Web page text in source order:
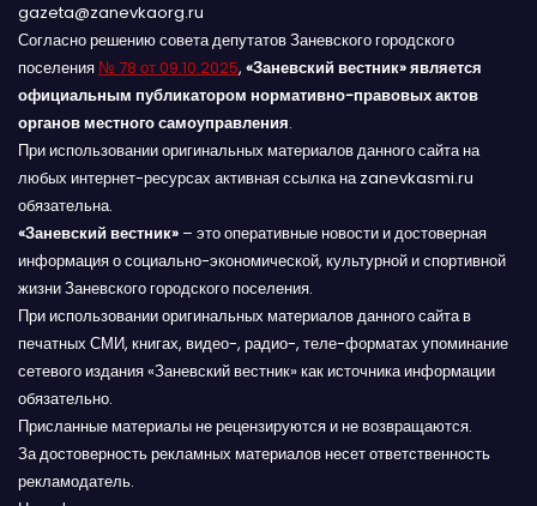
gazeta@zanevkaorg.ru
Согласно решению совета депутатов Заневского городского
поселения № 78 от 09.10.2025, «Заневский вестник» является
официальным публикатором нормативно-правовых актов
органов местного самоуправления.
При использовании оригинальных материалов данного сайта на
любых интернет-ресурсах активная ссылка на zanevkasmi.ru
обязательна.
«Заневский вестник» – это оперативные новости и достоверная
информация о социально-экономической, культурной и спортивной
жизни Заневского городского поселения.
При использовании оригинальных материалов данного сайта в
печатных СМИ, книгах, видео-, радио-, теле-форматах упоминание
сетевого издания «Заневский вестник» как источника информации
обязательно.
Присланные материалы не рецензируются и не возвращаются.
За достоверность рекламных материалов несет ответственность
рекламодатель.